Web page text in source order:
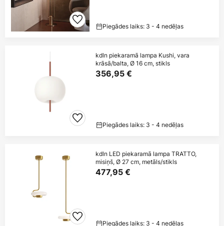
Piegādes laiks: 3 - 4 nedēļas
kdln piekaramā lampa Kushi, vara
krāsā/balta, Ø 16 cm, stikls
356,95 €
Piegādes laiks: 3 - 4 nedēļas
kdln LED piekaramā lampa TRATTO,
misiņš, Ø 27 cm, metāls/stikls
477,95 €
Piegādes laiks: 3 - 4 nedēļas